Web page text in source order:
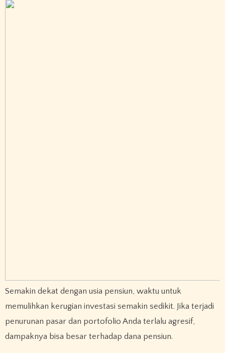
Semakin dekat dengan usia pensiun, waktu untuk
memulihkan kerugian investasi semakin sedikit. Jika terjadi
penurunan pasar dan portofolio Anda terlalu agresif,
dampaknya bisa besar terhadap dana pensiun.